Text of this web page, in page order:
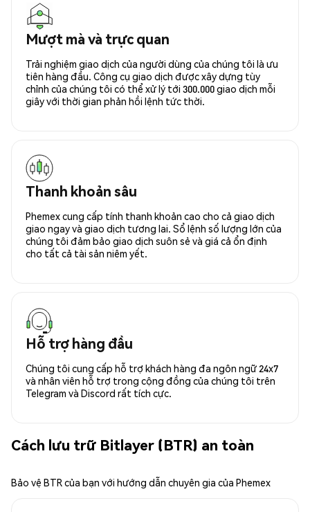
Mượt mà và trực quan
Trải nghiệm giao dịch của người dùng của chúng tôi là ưu
tiên hàng đầu. Công cụ giao dịch được xây dựng tùy
chỉnh của chúng tôi có thể xử lý tới 300.000 giao dịch mỗi
giây với thời gian phản hồi lệnh tức thời.
Thanh khoản sâu
Phemex cung cấp tính thanh khoản cao cho cả giao dịch
giao ngay và giao dịch tương lai. Sổ lệnh số lượng lớn của
chúng tôi đảm bảo giao dịch suôn sẻ và giá cả ổn định
cho tất cả tài sản niêm yết.
Hỗ trợ hàng đầu
Chúng tôi cung cấp hỗ trợ khách hàng đa ngôn ngữ 24x7
và nhân viên hỗ trợ trong cộng đồng của chúng tôi trên
Telegram và Discord rất tích cực.
Cách lưu trữ Bitlayer (BTR) an toàn
Bảo vệ BTR của bạn với hướng dẫn chuyên gia của Phemex